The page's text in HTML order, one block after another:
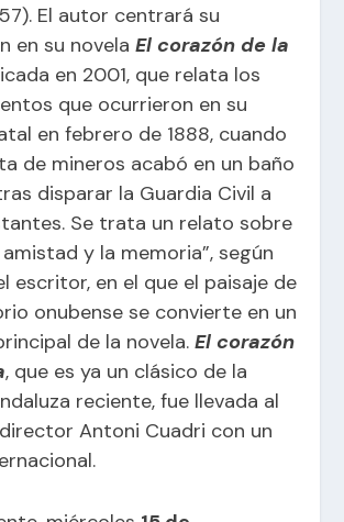
El autor centrará su
en su novelaEl corazón de la
en 2001, que relata los
que ocurrieron en su
en febrero de 1888, cuando
de mineros acabó en un baño
disparar la Guardia Civil a
Se trata un relato sobre
amistad y la memoria”, según
escritor, en el que el paisaje de
onubense se convierte en un
de la novela.El corazón
, que es ya un clásico de la
reciente, fue llevada al
Antoni Cuadri con un